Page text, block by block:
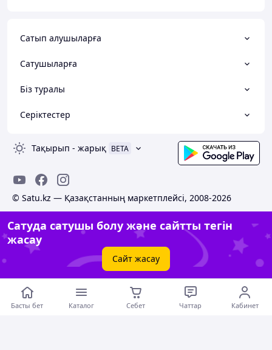
Сатып алушыларға
Сатушыларға
Біз туралы
Серіктестер
Тақырып - жарық BETA
© Satu.kz — Қазақстанның маркетплейсі, 2008-2026
Сатуда сатушы болу және сайтты тегін
жасау
Сайт жасау
Басты бет Каталог Себет Чаттар Кабинет